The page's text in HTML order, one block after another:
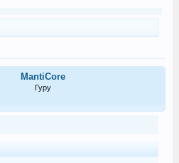
MantiCore
Гуру